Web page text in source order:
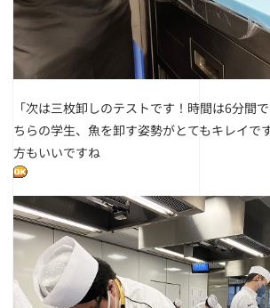
「次は三枚卸しのテストです！時間は6分間
ちらの学生、魚を卸す姿勢がとてもキレイで
方もいいですね